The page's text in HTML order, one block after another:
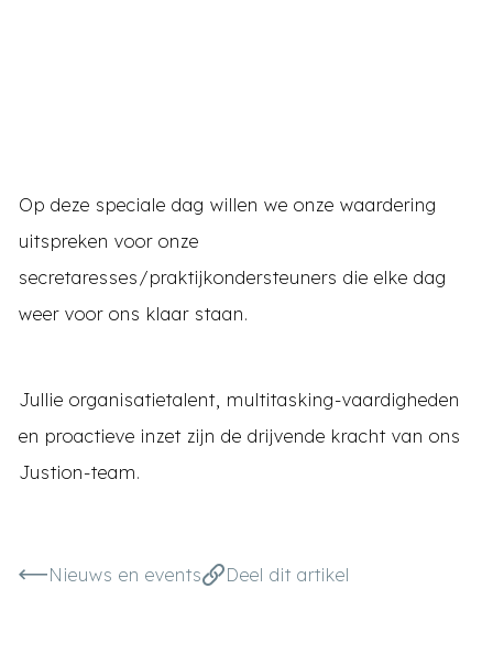
Op deze speciale dag willen we onze waardering
uitspreken voor onze
secretaresses/praktijkondersteuners die elke dag
weer voor ons klaar staan.
Jullie organisatietalent, multitasking-vaardigheden
en proactieve inzet zijn de drijvende kracht van ons
Justion-team.
Nieuws en events Deel dit artikel